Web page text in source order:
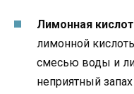
Лимонная
лимонной
смесью воды и
неприятный